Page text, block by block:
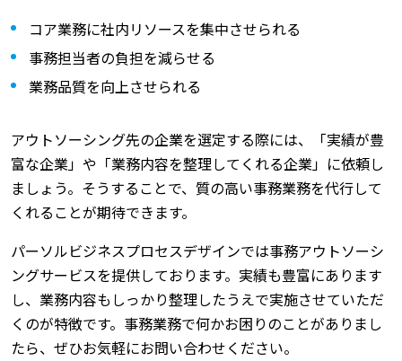
コア業務に社内リソースを集中させられる
事務担当者の負担を減らせる
業務品質を向上させられる
アウトソーシング先の企業を選定する際には、「実績が豊
富な企業」や「業務内容を整理してくれる企業」に依頼し
ましょう。そうすることで、質の高い事務業務を代行して
くれることが期待できます。
パーソルビジネスプロセスデザインでは事務アウトソーシ
ングサービスを提供しております。実績も豊富にあります
し、業務内容もしっかり整理したうえで実施させていただ
くのが特徴です。事務業務で何かお困りのことがありまし
たら、ぜひお気軽にお問い合わせください。